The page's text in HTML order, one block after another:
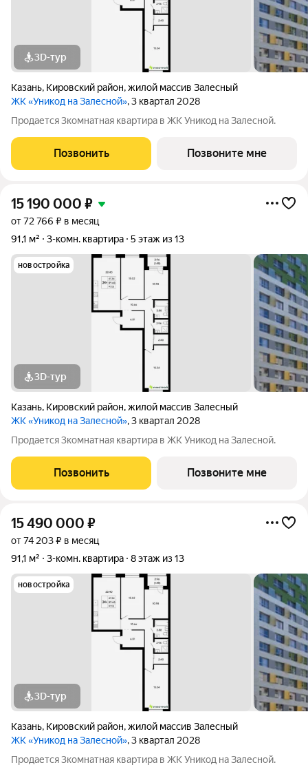
3D-тур
Казань, Кировский район,жилой массив Залесный
ЖК «Уникод на Залесной», 3 квартал 2028
Продается 3комнатная квартира в ЖК Уникод на Залесной.
Позвонить Позвоните мне
15 190 000 ₽
от 72 766 ₽ в месяц
91,1 м²
3-комн. квартира 5 этаж из 13
новостройка
3D-тур
Казань, Кировский район,жилой массив Залесный
ЖК «Уникод на Залесной», 3 квартал 2028
Продается 3комнатная квартира в ЖК Уникод на Залесной.
Позвонить Позвоните мне
15 490 000 ₽
от 74 203 ₽ в месяц
91,1 м²
3-комн. квартира 8 этаж из 13
новостройка
3D-тур
Казань, Кировский район,жилой массив Залесный
ЖК «Уникод на Залесной», 3 квартал 2028
Продается 3комнатная квартира в ЖК Уникод на Залесной.